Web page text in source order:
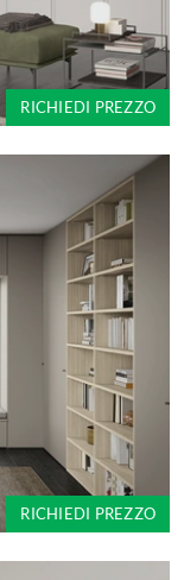
RICHIEDI PREZZO
RICHIEDI PREZZO